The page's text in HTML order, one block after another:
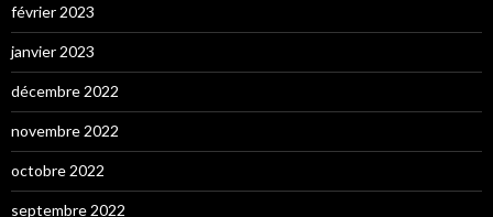
février 2023
janvier 2023
décembre 2022
novembre 2022
octobre 2022
septembre 2022